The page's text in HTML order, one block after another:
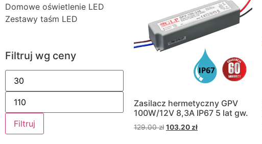
Domowe oświetlenie LED
Zestawy taśm LED
Filtruj wg ceny
Filtruj
Zasilacz hermetyczny GPV
100W/12V 8,3A IP67 5 lat gw.
129.00zł 103.20 zł